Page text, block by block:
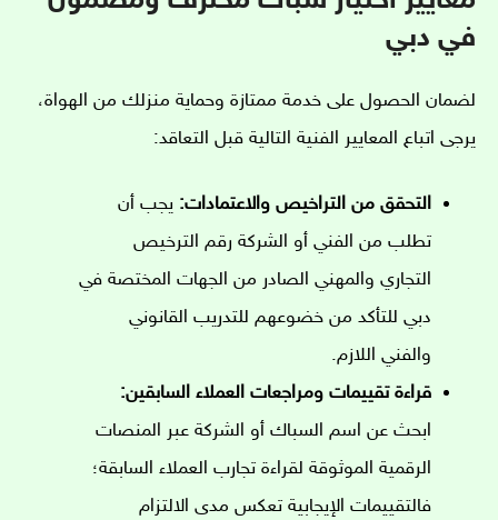
في دبي
لضمان الحصول على خدمة ممتازة وحماية منزلك من الهواة،
يرجى اتباع المعايير الفنية التالية قبل التعاقد:
التحقق من التراخيص والاعتمادات: يجب أن
تطلب من الفني أو الشركة رقم الترخيص
التجاري والمهني الصادر من الجهات المختصة في
دبي للتأكد من خضوعهم للتدريب القانوني
والفني اللازم.
قراءة تقييمات ومراجعات العملاء السابقين:
ابحث عن اسم السباك أو الشركة عبر المنصات
الرقمية الموثوقة لقراءة تجارب العملاء السابقة؛
فالتقييمات الإيجابية تعكس مدى الالتزام